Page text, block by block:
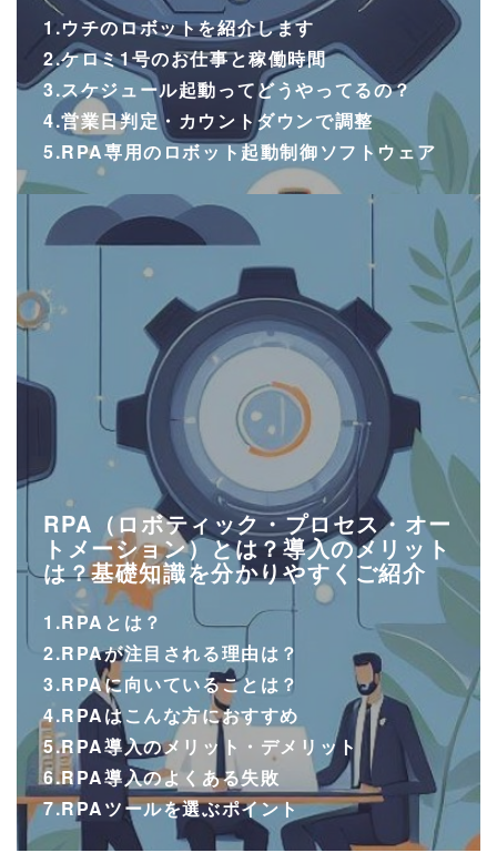
1.ウチのロボットを紹介します
2.ケロミ1号のお仕事と稼働時間
3.スケジュール起動ってどうやってるの？
4.営業日判定・カウントダウンで調整
5.RPA専用のロボット起動制御ソフトウェア
RPA（ロボティック・プロセス・オー
トメーション）とは？導入のメリット
は？基礎知識を分かりやすくご紹介
1.RPAとは？
2.RPAが注目される理由は？
3.RPAに向いていることは？
4.RPAはこんな方におすすめ
5.RPA導入のメリット・デメリット
6.RPA導入のよくある失敗
7.RPAツールを選ぶポイント